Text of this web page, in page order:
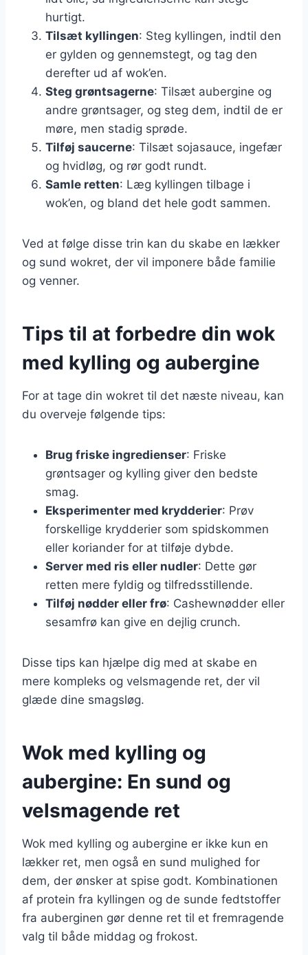
hurtigt.
Tilsæt kyllingen: Steg kyllingen, indtil den
er gylden og gennemstegt, og tag den
derefter ud af wok’en.
Steg grøntsagerne: Tilsæt aubergine og
andre grøntsager, og steg dem, indtil de er
møre, men stadig sprøde.
Tilføj saucerne: Tilsæt sojasauce, ingefær
og hvidløg, og rør godt rundt.
Samle retten: Læg kyllingen tilbage i
wok’en, og bland det hele godt sammen.
Ved at følge disse trin kan du skabe en lækker
og sund wokret, der vil imponere både familie
og venner.
Tips til at forbedre din wok
med kylling og aubergine
For at tage din wokret til det næste niveau, kan
du overveje følgende tips:
Brug friske ingredienser: Friske
grøntsager og kylling giver den bedste
smag.
Eksperimenter med krydderier: Prøv
forskellige krydderier som spidskommen
eller koriander for at tilføje dybde.
Server med ris eller nudler: Dette gør
retten mere fyldig og tilfredsstillende.
Tilføj nødder eller frø: Cashewnødder eller
sesamfrø kan give en dejlig crunch.
Disse tips kan hjælpe dig med at skabe en
mere kompleks og velsmagende ret, der vil
glæde dine smagsløg.
Wok med kylling og
aubergine: En sund og
velsmagende ret
Wok med kylling og aubergine er ikke kun en
lækker ret, men også en sund mulighed for
dem, der ønsker at spise godt. Kombinationen
af protein fra kyllingen og de sunde fedtstoffer
fra auberginen gør denne ret til et fremragende
valg til både middag og frokost.